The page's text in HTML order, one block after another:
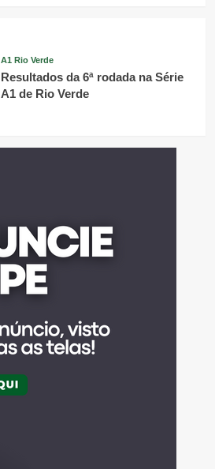
A1 Rio Verde
Resultados da 6ª rodada na Série
A1 de Rio Verde